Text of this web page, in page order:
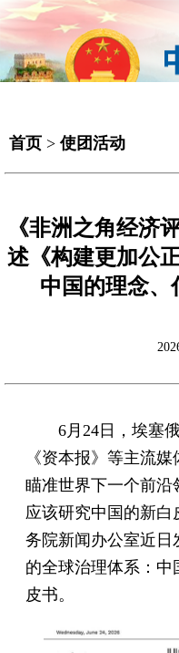
首页 > 使团活动
《非洲之角经济
述《构建更加公
中国的理念、
6月24日，埃塞
《资本报》等主流
瞄准世界下一个前沿
应该研究中国的新白
务院新闻办公室近日
的全球治理体系：中
皮书。